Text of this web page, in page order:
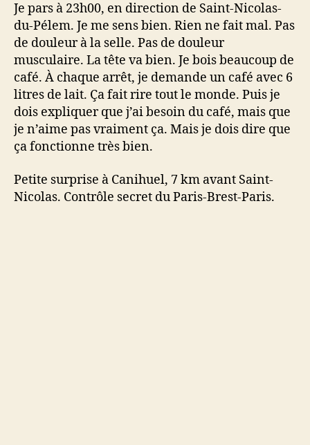
Je pars à 23h00, en direction de Saint-Nicolas-
du-Pélem. Je me sens bien. Rien ne fait mal. Pas
de douleur à la selle. Pas de douleur
musculaire. La tête va bien. Je bois beaucoup de
café. À chaque arrêt, je demande un café avec 6
litres de lait. Ça fait rire tout le monde. Puis je
dois expliquer que j’ai besoin du café, mais que
je n’aime pas vraiment ça. Mais je dois dire que
ça fonctionne très bien.
Petite surprise à Canihuel, 7 km avant Saint-
Nicolas. Contrôle secret du Paris-Brest-Paris.